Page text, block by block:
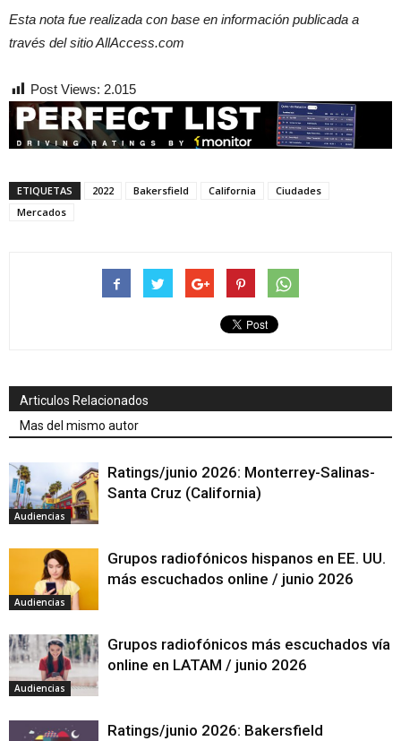
Esta nota fue realizada con base en información publicada a
través del sitio AllAccess.com
Post Views: 2.015
ETIQUETAS 2022 Bakersfield California
Ciudades
Mercados
Articulos Relacionados
Mas del mismo autor
Audiencias
Ratings/junio 2026: Monterrey-Salinas-
Santa Cruz (California)
Audiencias
Grupos radiofónicos hispanos en EE. UU.
más escuchados online / junio 2026
Audiencias
Grupos radiofónicos más escuchados vía
online en LATAM / junio 2026
Ratings/junio 2026: Bakersfield